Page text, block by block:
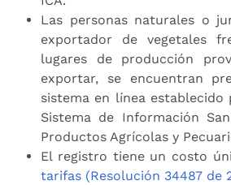
Las personas naturales o
exportador de vegetales
lugares de producción
exportar, se encuentran
sistema en línea
Sistema de Información
Productos Agrícolas y
El registro tiene un costo
tarifas (Resolución 34487 de